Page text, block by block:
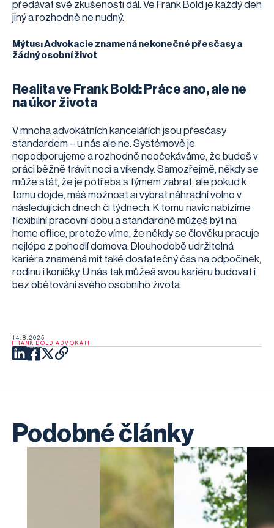
14.8.2025
FRANK BOLD ADVOKÁTI
SDÍLEJTE
předávat své zkušenosti dál. Ve Frank Bold je každý den
jiný a rozhodně ne nudný.
Mýtus: Advokacie znamená nekonečné přesčasy a
žádný osobní život
Realita ve Frank Bold: Práce ano, ale ne
na úkor života
V mnoha advokátních kancelářích jsou přesčasy
standardem – u nás ale ne. Systémově je
nepodporujeme a rozhodně neočekáváme, že budeš v
práci běžně trávit noci a víkendy. Samozřejmě, někdy se
může stát, že je potřeba s týmem zabrat, ale pokud k
tomu dojde, máš možnost si vybrat náhradní volno v
následujících dnech či týdnech. K tomu navíc nabízíme
flexibilní pracovní dobu a standardně můžeš být na
home office, protože víme, že někdy se člověku pracuje
nejlépe z pohodlí domova. Dlouhodobě udržitelná
kariéra znamená mít také dostatečný čas na odpočinek,
rodinu i koníčky. U nás tak můžeš svou kariéru budovat i
bez obětování svého osobního života.
Podobné články